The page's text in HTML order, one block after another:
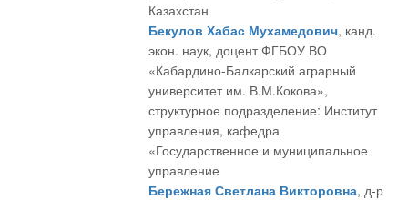
Казахстан
Бекулов Хабас Мухамедович, канд.
экон. наук, доцент ФГБОУ ВО
«Кабардино-Балкарский аграрный
университет им. В.М.Кокова»,
структурное подразделение: Институт
управления, кафедра
«Государственное и муниципальное
управление
Бережная Светлана Викторовна, д-р